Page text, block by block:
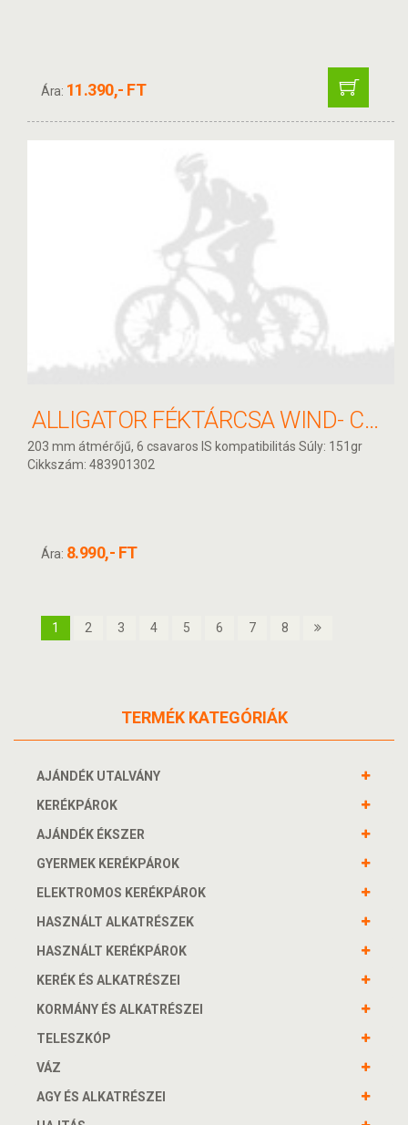
Ára: 11.390,- FT
ALLIGATOR FÉKTÁRCSA WIND- CUTTER 203MM HKR13
203 mm átmérőjű, 6 csavaros IS kompatibilitás Súly: 151gr
Cikkszám: 483901302
Ára: 8.990,- FT
1 2 3 4 5 6 7 8
TERMÉK KATEGÓRIÁK
AJÁNDÉK UTALVÁNY
KERÉKPÁROK
AJÁNDÉK ÉKSZER
GYERMEK KERÉKPÁROK
ELEKTROMOS KERÉKPÁROK
HASZNÁLT ALKATRÉSZEK
HASZNÁLT KERÉKPÁROK
KERÉK ÉS ALKATRÉSZEI
KORMÁNY ÉS ALKATRÉSZEI
TELESZKÓP
VÁZ
AGY ÉS ALKATRÉSZEI